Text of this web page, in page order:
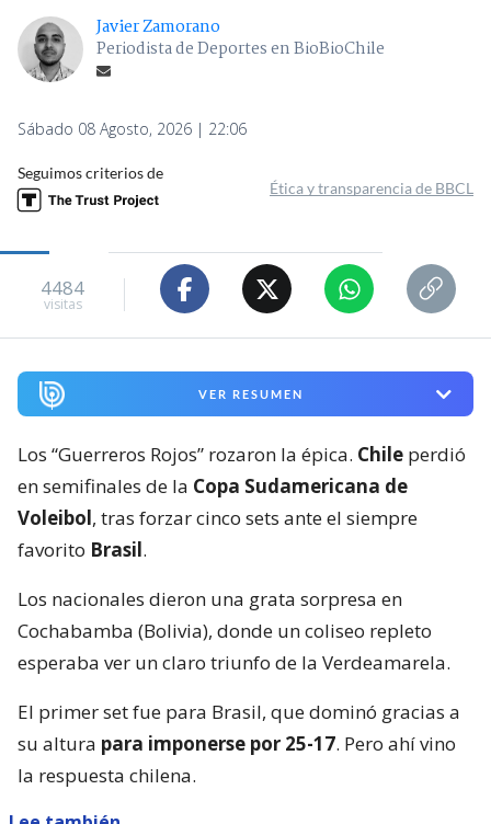
Javier Zamorano
Periodista de Deportes en BioBioChile
Sábado 08 Agosto, 2026 | 22:06
Seguimos criterios de
Ética y transparencia de BBCL
4484
visitas
VER RESUMEN
Los “Guerreros Rojos” rozaron la épica. Chile perdió
en semifinales de la Copa Sudamericana de
Voleibol, tras forzar cinco sets ante el siempre
favorito Brasil.
Los nacionales dieron una grata sorpresa en
Cochabamba (Bolivia), donde un coliseo repleto
esperaba ver un claro triunfo de la Verdeamarela.
El primer set fue para Brasil, que dominó gracias a
su altura para imponerse por 25-17. Pero ahí vino
la respuesta chilena.